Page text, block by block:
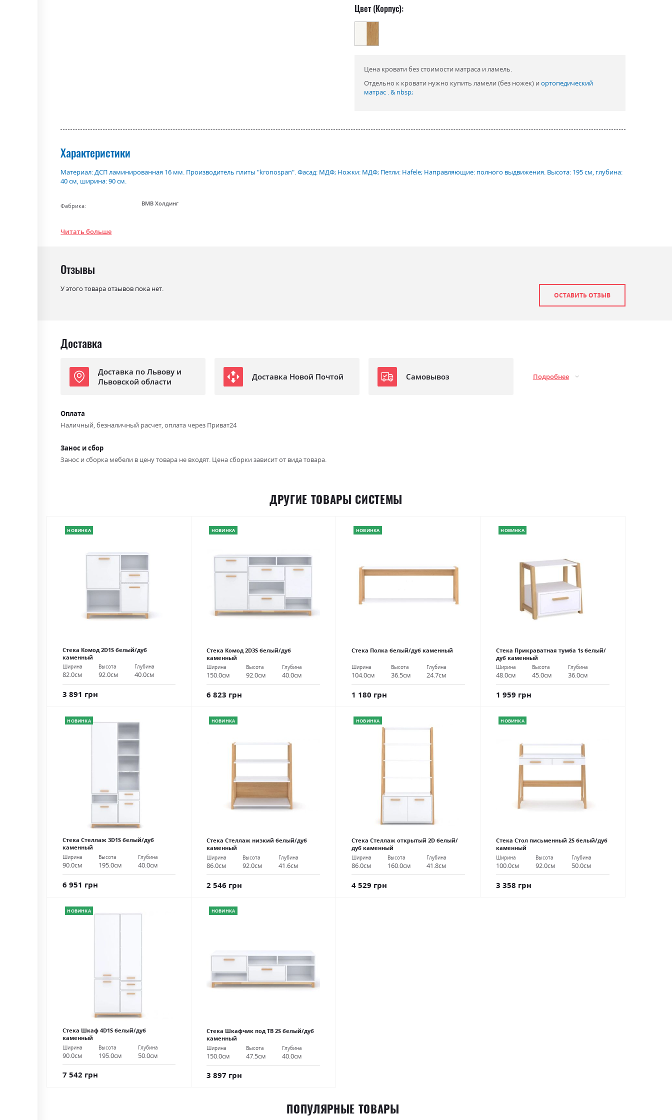
Цвет (Корпус):
Цена кровати без стоимости матраса и ламель.
Отдельно к кровати нужно купить ламели (без ножек) и ортопедический
матрас . & nbsp;
Характеристики
Материал: ДСП ламинированная 16 мм. Производитель плиты "kronospan". Фасад: МДФ; Ножки: МДФ; Петли: Hafele; Направляющие: полного выдвижения. Высота: 195 см, глубина:
40 см, ширина: 90 см.
Фабрика: ВМВ Холдинг
Стиль
Материал ламінована ДСП
С матрасом
Читать больше
Отзывы
У этого товара отзывов пока нет.
ОСТАВИТЬ ОТЗЫВ
Доставка
Доставка по Львову и
Львовской области
Доставка Новой Почтой Самовывоз Подробнее
Оплата
Наличный, безналичный расчет, оплата через Приват24
Занос и сбор
Занос и сборка мебели в цену товара не входят. Цена сборки зависит от вида товара.
ДРУГИЕ ТОВАРЫ СИСТЕМЫ
НОВИНКА
Стека Комод 2D1S белый/дуб
каменный
Ширина
82.0см
Высота
92.0см
Глубина
40.0см
3 891 грн
НОВИНКА
Стека Комод 2D3S белый/дуб
каменный
Ширина
150.0см
Высота
92.0см
Глубина
40.0см
6 823 грн
НОВИНКА
Стека Полка белый/дуб каменный
Ширина
104.0см
Высота
36.5см
Глубина
24.7см
1 180 грн
НОВИНКА
Стека Прикраватная тумба 1s белый/
дуб каменный
Ширина
48.0см
Высота
45.0см
Глубина
36.0см
1 959 грн
НОВИНКА
Стека Стеллаж 3D1S белый/дуб
каменный
Ширина
90.0см
Высота
195.0см
Глубина
40.0см
6 951 грн
НОВИНКА
Стека Стеллаж низкий белый/дуб
каменный
Ширина
86.0см
Высота
92.0см
Глубина
41.6см
2 546 грн
НОВИНКА
Стека Стеллаж открытый 2D белый/
дуб каменный
Ширина
86.0см
Высота
160.0см
Глубина
41.8см
4 529 грн
НОВИНКА
Стека Стол письменный 2S белый/дуб
каменный
Ширина
100.0см
Высота
92.0см
Глубина
50.0см
3 358 грн
НОВИНКА
Стека Шкаф 4D1S белый/дуб
каменный
Ширина
90.0см
Высота
195.0см
Глубина
50.0см
7 542 грн
НОВИНКА
Стека Шкафчик под ТВ 2S белый/дуб
каменный
Ширина
150.0см
Высота
47.5см
Глубина
40.0см
3 897 грн
ПОПУЛЯРНЫЕ ТОВАРЫ